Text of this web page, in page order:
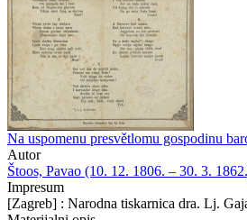
Na uspomenu presvětlomu gospodinu
Autor
Štoos, Pavao (10. 12. 1806. – 30. 3.
Impresum
[Zagreb] : Narodna tiskarnica dra. Lj.